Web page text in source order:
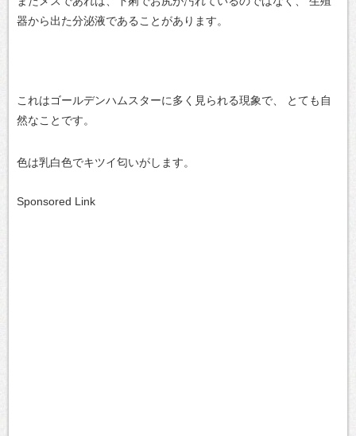
器から出た分泌液であることがあります。
これはゴールデンハムスターに多く見られる現象で、
とても自
然なことです。
色は乳白色でキツイ匂いがします。
Sponsored Link